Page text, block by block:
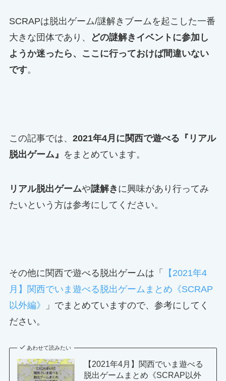
SCRAPは脱出ゲーム/謎解きブームを起こした一番
大きな団体であり、
どの謎解きイベントに参加し
ようか迷ったら、ここに行っておけば間違いない
です。
この記事では、 2021年4月に関西で遊べる『リアル
脱出ゲーム』 をまとめています。
リアル脱出ゲームや謎解き に興味があり行ってみ
たいという方は参考にしてください。
その他に関西で遊べる脱出ゲームは「
【2021年4
月】関西でいま遊べる脱出ゲームまとめ《SCRAP
以外編》
」でまとめていますので、参考にしてく
ださい。
あわせて読みたい
【2021年4月】関西でいま遊べる
脱出ゲームまとめ《SCRAP以外